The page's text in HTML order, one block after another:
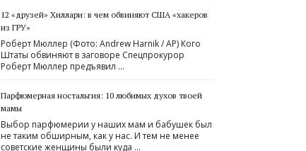
12 «друзей» Хиллари: в чем обвиняют США «хакеров
из ГРУ»
Роберт Мюллер (Фото: Andrew Harnik / AP) Кого
Штаты обвиняют в заговоре Спецпрокурор
Роберт Мюллер предъявил …
Парфюмерная ностальгия: 10 любимых духов твоей
мамы
Выбор парфюмерии у наших мам и бабушек был
не таким обширным, как у нас. И тем не менее
советские женщины были куда …